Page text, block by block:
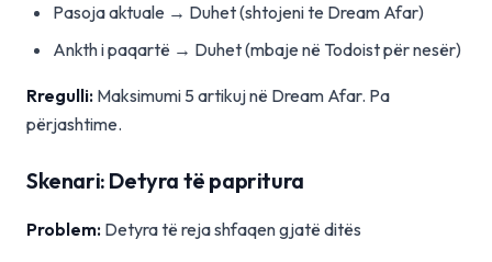
Pasoja aktuale → Duhet (shtojeni te Dream Afar)
Ankth i paqartë → Duhet (mbaje në Todoist për nesër)
Rregulli: Maksimumi 5 artikuj në Dream Afar. Pa
përjashtime.
Skenari: Detyra të papritura
Problem: Detyra të reja shfaqen gjatë ditës